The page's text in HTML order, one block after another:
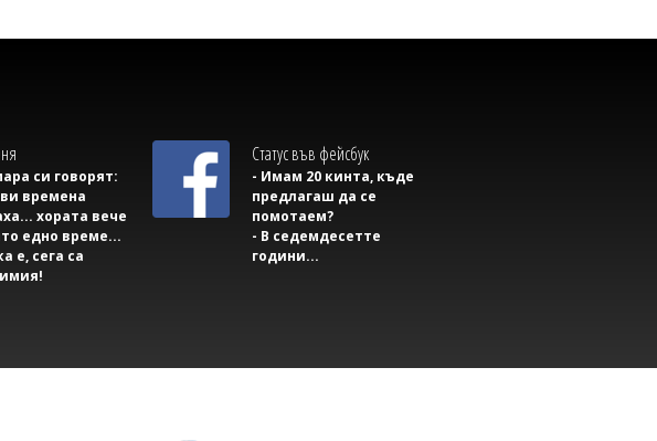
Михаил ДИМИТРОВ
си говорят:
времена
хората вече
едно време...
е, сега са
Статус във фейсбук
- Имам 20 кинта, къде
предлагаш да се
помотаем?
- В седемдесетте
години...